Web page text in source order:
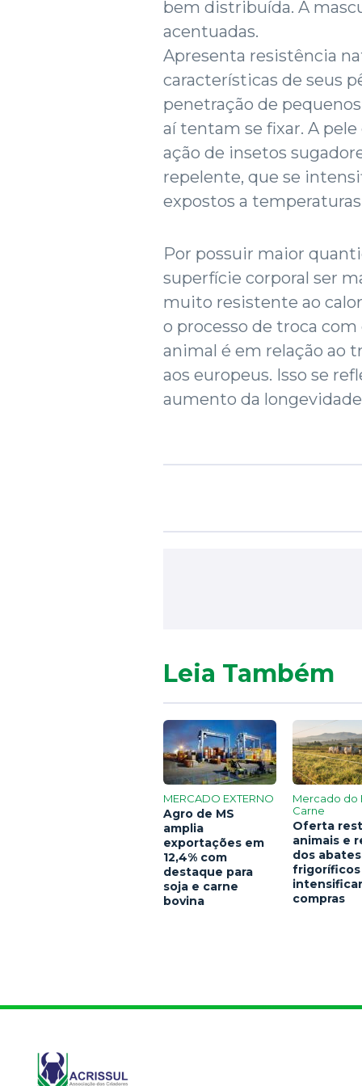
bem distribuída. A
acentuadas.
Apresenta resistência
características de seus
penetração de
aí tentam se fixar. A
ação de insetos
repelente, que se
expostos a temperaturas
Por possuir maior
superfície corporal ser
muito resistente ao
o processo de troca
animal é em relação ao
aos europeus. Isso se
aumento da
Leia Também
MERCADO EXTERNO
Agro de MS
amplia
exportações em
12,4% com
destaque para
soja e carne
bovina
Mercado do
Carne
Oferta
animais e
dos
frigoríficos
compras